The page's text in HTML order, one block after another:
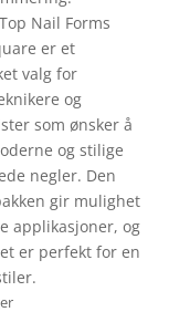
Top Nail Forms
er et
valg for
og
som ønsker å
og stilige
negler. Den
gir mulighet
applikasjoner, og
er perfekt for en